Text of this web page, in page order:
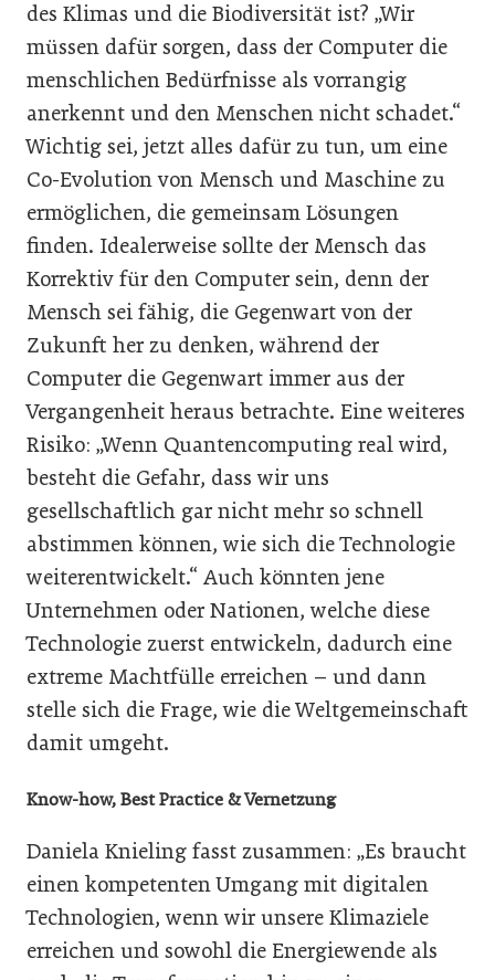
des Klimas und die Biodiversität ist? „Wir
müssen dafür sorgen, dass der Computer die
menschlichen Bedürfnisse als vorrangig
anerkennt und den Menschen nicht schadet.“
Wichtig sei, jetzt alles dafür zu tun, um eine
Co-Evolution von Mensch und Maschine zu
ermöglichen, die gemeinsam Lösungen
finden. Idealerweise sollte der Mensch das
Korrektiv für den Computer sein, denn der
Mensch sei fähig, die Gegenwart von der
Zukunft her zu denken, während der
Computer die Gegenwart immer aus der
Vergangenheit heraus betrachte. Eine weiteres
Risiko: „Wenn Quantencomputing real wird,
besteht die Gefahr, dass wir uns
gesellschaftlich gar nicht mehr so schnell
abstimmen können, wie sich die Technologie
weiterentwickelt.“ Auch könnten jene
Unternehmen oder Nationen, welche diese
Technologie zuerst entwickeln, dadurch eine
extreme Machtfülle erreichen – und dann
stelle sich die Frage, wie die Weltgemeinschaft
damit umgeht.
Know-how, Best Practice & Vernetzung
Daniela Knieling fasst zusammen: „Es braucht
einen kompetenten Umgang mit digitalen
Technologien, wenn wir unsere Klimaziele
erreichen und sowohl die Energiewende als